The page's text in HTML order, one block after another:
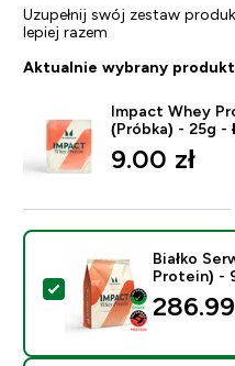
Uzupełnij swój zestaw
lepiej razem
Aktualnie wybrany produkt
Impact Whey
(Próbka) - 25g -
9.00 zł‎
Wybierz ten
Białko
Protein) -